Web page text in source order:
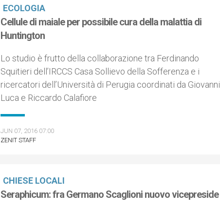
ECOLOGIA
Cellule di maiale per possibile cura della malattia di
Huntington
Lo studio è frutto della collaborazione tra Ferdinando
Squitieri dell’IRCCS Casa Sollievo della Sofferenza e i
ricercatori dell’Università di Perugia coordinati da Giovanni
Luca e Riccardo Calafiore
JUN 07, 2016 07:00
ZENIT STAFF
CHIESE LOCALI
Seraphicum: fra Germano Scaglioni nuovo vicepreside